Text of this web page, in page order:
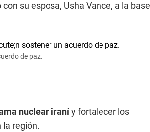
su esposa, Usha Vance, a la base
de paz.
nuclear iraníy fortalecer los
la región.